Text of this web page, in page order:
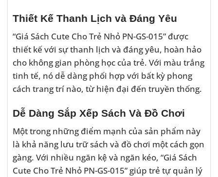
Thiết Kế Thanh Lịch và Đáng Yêu
“Giá Sách Cute Cho Trẻ Nhỏ PN-GS-015” được
thiết kế với sự thanh lịch và đáng yêu, hoàn hảo
cho không gian phòng học của trẻ. Với màu trắng
tinh tế, nó dễ dàng phối hợp với bất kỳ phong
cách trang trí nào, từ hiện đại đến truyền thống.
Dễ Dàng Sắp Xếp Sách Và Đồ Chơi
Một trong những điểm mạnh của sản phẩm này
là khả năng lưu trữ sách và đồ chơi một cách gọn
gàng. Với nhiều ngăn kệ và ngăn kéo, “Giá Sách
Cute Cho Trẻ Nhỏ PN-GS-015” giúp trẻ tự quản lý